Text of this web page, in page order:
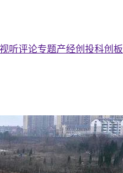
视听评论专题产经创投科创板